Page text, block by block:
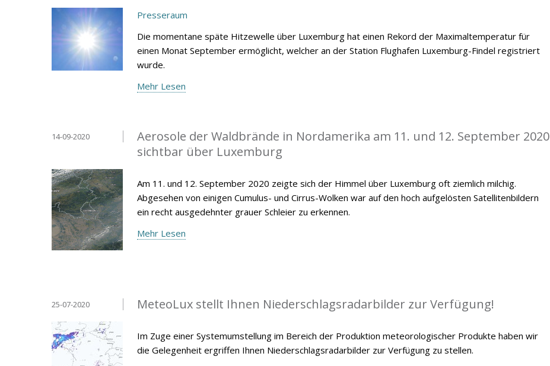
Presseraum
Die momentane späte Hitzewelle über Luxemburg hat einen Rekord der Maximaltemperatur für
einen Monat September ermöglicht, welcher an der Station Flughafen Luxemburg-Findel registriert
wurde.
Mehr Lesen
Aerosole der Waldbrände in Nordamerika am 11. und 12. September 2020
sichtbar über Luxemburg
14-09-2020
Am 11. und 12. September 2020 zeigte sich der Himmel über Luxemburg oft ziemlich milchig.
Abgesehen von einigen Cumulus- und Cirrus-Wolken war auf den hoch aufgelösten Satellitenbildern
ein recht ausgedehnter grauer Schleier zu erkennen.
Mehr Lesen
MeteoLux stellt Ihnen Niederschlagsradarbilder zur Verfügung!
25-07-2020
Im Zuge einer Systemumstellung im Bereich der Produktion meteorologischer Produkte haben wir
die Gelegenheit ergriffen Ihnen Niederschlagsradarbilder zur Verfügung zu stellen.